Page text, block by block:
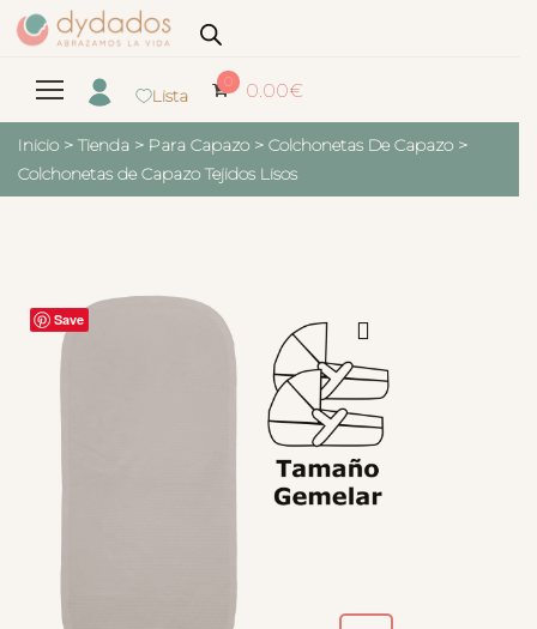
Lista
0 0.00€
Inicio > Tienda > Para Capazo > Colchonetas De Capazo >
Colchonetas de Capazo Tejidos Lisos
Save